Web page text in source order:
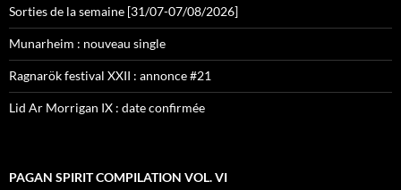
Sorties de la semaine [31/07-07/08/2026]
Munarheim : nouveau single
Ragnarök festival XXII : annonce #21
Lid Ar Morrigan IX : date confirmée
PAGAN SPIRIT COMPILATION VOL. VI